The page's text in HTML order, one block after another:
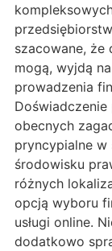
szacowane, że
mogą, wyjdą
prowadzenia
Doświadczenie
obecnych
pryncypialne
środowisku
różnych
opcją wyboru
usługi online.
dodatkowo